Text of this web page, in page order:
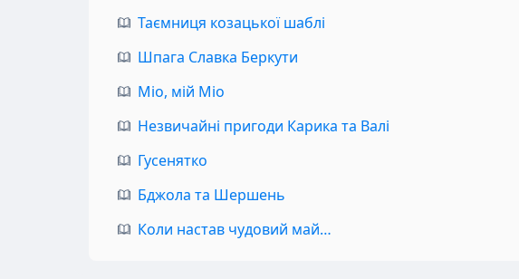
Таємниця козацької шаблі
Шпага Славка Беркути
Міо, мій Міо
Незвичайні пригоди Карика та Валі
Гусенятко
Бджола та Шершень
Коли настав чудовий май…